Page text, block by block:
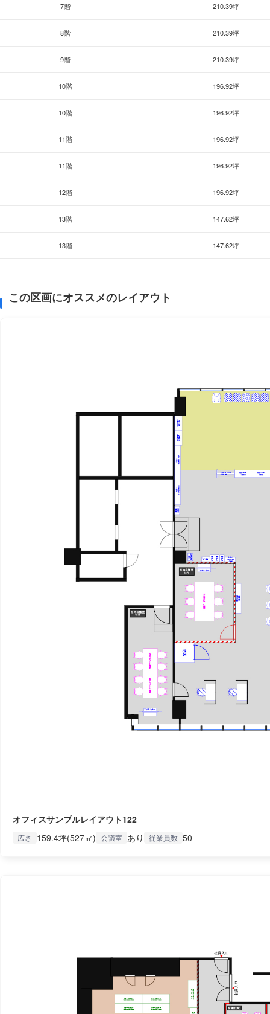
7階 210.39坪
8階 210.39坪
9階 210.39坪
10階 196.92坪
10階 196.92坪
11階 196.92坪
11階 196.92坪
12階 196.92坪
13階 147.62坪
13階 147.62坪
この区画にオススメのレイアウト
オフィスサンプルレイアウト122
広さ 159.4坪(527㎡) 会議室 あり 従業員数 50